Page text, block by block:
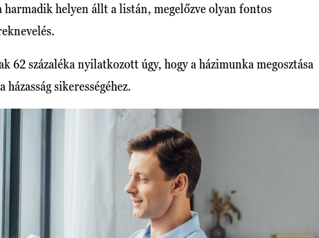
harmadik helyen állt a listán, megelőzve olyan fontos
62 százaléka nyilatkozott úgy, hogy a házimunka megosztása
sikerességéhez.